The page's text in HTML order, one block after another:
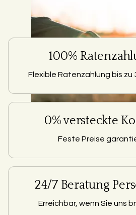
100%
Flexible Ratenzahlung bis zu
0% versteckte
Feste Preise
24/7 Beratung
Erreichbar, wenn Sie uns